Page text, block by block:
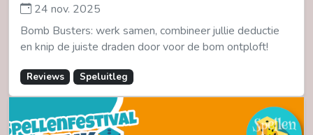
24 nov. 2025
Bomb Busters: werk samen, combineer jullie deductie
en knip de juiste draden door voor de bom ontploft!
Reviews Speluitleg